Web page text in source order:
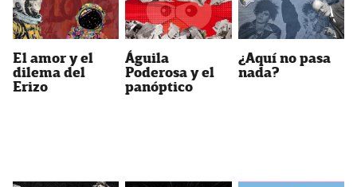
El amor y el
dilema del
Erizo
Águila
Poderosa y el
panóptico
¿Aquí no pasa
nada?